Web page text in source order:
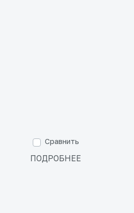
Сравнить
ПОДРОБНЕЕ